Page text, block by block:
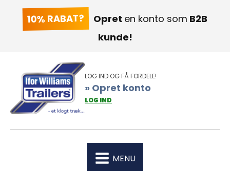
10% RABAT? Opret en konto som B2B
kunde!
LOG IND OG FÅ FORDELE!
» Opret konto
LOG IND
MENU